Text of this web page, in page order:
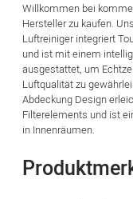
Willkommen bei
Hersteller zu kaufen.
Luftreiniger integriert
und ist mit einem
ausgestattet, um
Luftqualität zu
Abdeckung Design
Filterelements und ist
in Innenräumen.